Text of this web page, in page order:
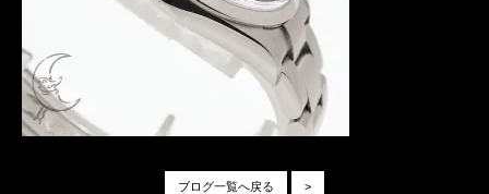
>
ブログ一覧へ戻る